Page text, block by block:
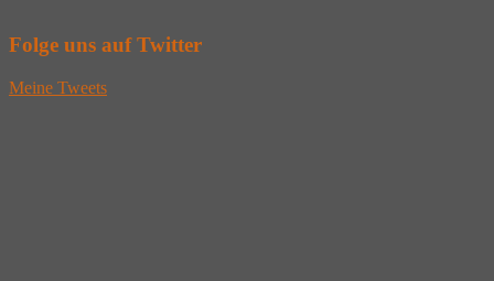
Folge uns auf Twitter
Meine Tweets